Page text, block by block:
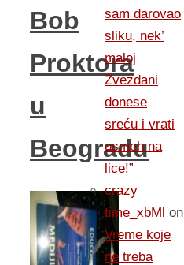
Bob
Proktora
u
Beogradu
sam darovao
sliku, nek’
maloj
Zvezdani
donese
sreću i vrati
osmeh na
lice!”
crazy
time_xbMl on
Vreme koje
ne treba